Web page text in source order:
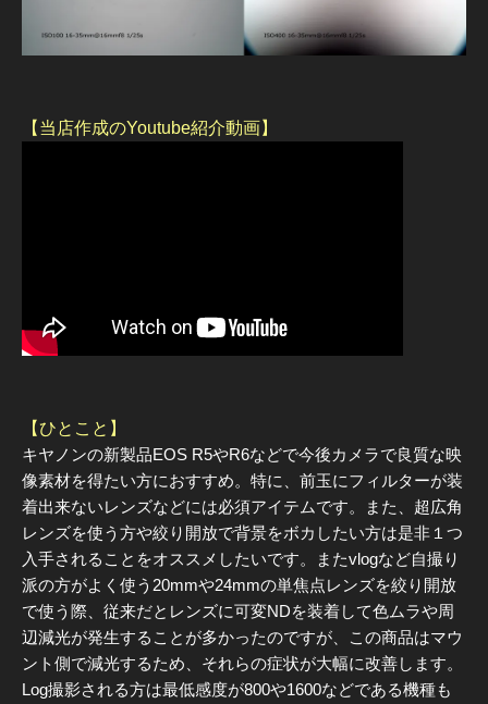
【当店作成のYoutube紹介動画】
【ひとこと】
キヤノンの新製品EOS R5やR6などで今後カメラで良質な映
像素材を得たい方におすすめ。特に、前玉にフィルターが装
着出来ないレンズなどには必須アイテムです。また、超広角
レンズを使う方や絞り開放で背景をボカしたい方は是非１つ
入手されることをオススメしたいです。またvlogなど自撮り
派の方がよく使う20mmや24mmの単焦点レンズを絞り開放
で使う際、従来だとレンズに可変NDを装着して色ムラや周
辺減光が発生することが多かったのですが、この商品はマウ
ント側で減光するため、それらの症状が大幅に改善します。
Log撮影される方は最低感度が800や1600などである機種も